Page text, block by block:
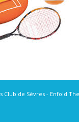
Club de Sèvres - Enfold